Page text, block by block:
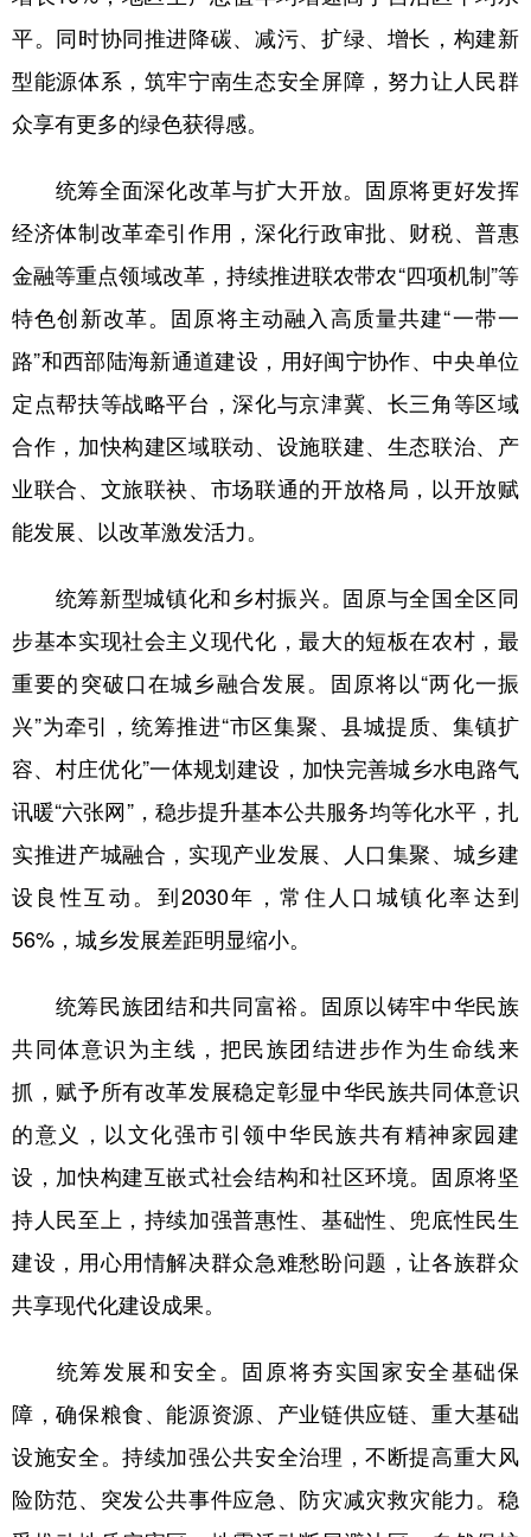
平。同时协同推进降碳、减污、扩绿、增长，构建新
型能源体系，筑牢宁南生态安全屏障，努力让人民群
众享有更多的绿色获得感。
统筹全面深化改革与扩大开放。固原将更好发挥
经济体制改革牵引作用，深化行政审批、财税、普惠
金融等重点领域改革，持续推进联农带农“四项机制”等
特色创新改革。固原将主动融入高质量共建“一带一
路”和西部陆海新通道建设，用好闽宁协作、中央单位
定点帮扶等战略平台，深化与京津冀、长三角等区域
合作，加快构建区域联动、设施联建、生态联治、产
业联合、文旅联袂、市场联通的开放格局，以开放赋
能发展、以改革激发活力。
统筹新型城镇化和乡村振兴。固原与全国全区同
步基本实现社会主义现代化，最大的短板在农村，最
重要的突破口在城乡融合发展。固原将以“两化一振
兴”为牵引，统筹推进“市区集聚、县城提质、集镇扩
容、村庄优化”一体规划建设，加快完善城乡水电路气
讯暖“六张网”，稳步提升基本公共服务均等化水平，扎
实推进产城融合，实现产业发展、人口集聚、城乡建
设良性互动。到2030年，常住人口城镇化率达到
56%，城乡发展差距明显缩小。
统筹民族团结和共同富裕。固原以铸牢中华民族
共同体意识为主线，把民族团结进步作为生命线来
抓，赋予所有改革发展稳定彰显中华民族共同体意识
的意义，以文化强市引领中华民族共有精神家园建
设，加快构建互嵌式社会结构和社区环境。固原将坚
持人民至上，持续加强普惠性、基础性、兜底性民生
建设，用心用情解决群众急难愁盼问题，让各族群众
共享现代化建设成果。
统筹发展和安全。固原将夯实国家安全基础保
障，确保粮食、能源资源、产业链供应链、重大基础
设施安全。持续加强公共安全治理，不断提高重大风
险防范、突发公共事件应急、防灾减灾救灾能力。稳